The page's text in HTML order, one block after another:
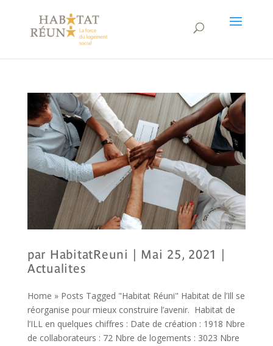
par HabitatReuni | Mai 25, 2021 |
Actualites
Home » Posts Tagged "Habitat Réuni" Habitat de l’Ill se
réorganise pour mieux construire l’avenir. Habitat de
l’ILL en quelques chiffres : Date de création : 1918 Nbre
de collaborateurs : 72 Nbre de logements : 3023 Nbre